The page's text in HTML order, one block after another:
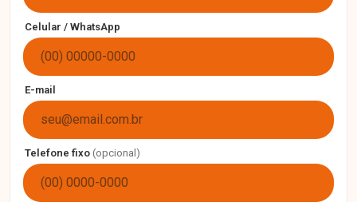
Celular / WhatsApp
E-mail
Telefone fixo (opcional)